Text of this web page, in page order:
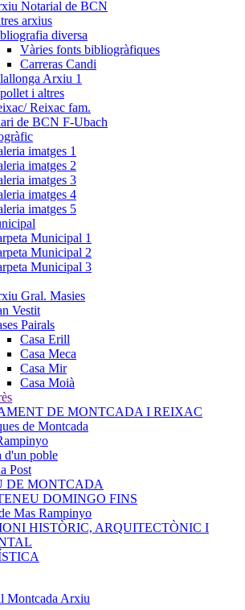
Notarial de BCN
arxius
diversa
Vàries fonts bibliogràfiques
Carreras Candi
Arxiu 1
i altres
Reixac fam.
de BCN F-Ubach
imatges 1
imatges 2
imatges 3
imatges 4
imatges 5
Municipal 1
Municipal 2
Municipal 3
Gral. Masies
Vestit
Pairals
Casa Erill
Casa Meca
Casa Mir
Casa Moià
DE MONTCADA I REIXAC
de Montcada
d'un poble
Post
DE MONTCADA
DOMINGO FINS
Mas Rampinyo
HISTÒRIC, ARQUITECTÒNIC I